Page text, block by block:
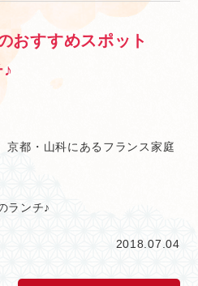
おすすめスポット
京都・山科にあるフランス家庭
ンチ♪
2018.07.04